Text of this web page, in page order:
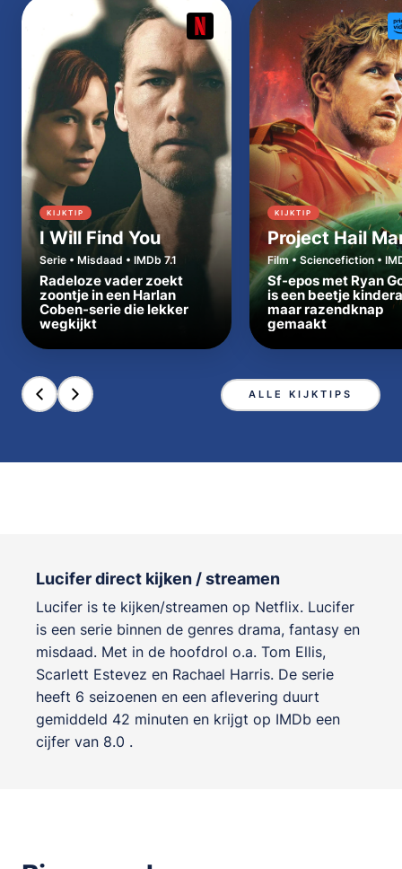
KIJKTIP
I Will Find You
Serie • Misdaad • IMDb 7.1
Radeloze vader zoekt
zoontje in een Harlan
Coben-serie die lekker
wegkijkt
KIJKTIP
Project Hail
Film • Sciencefiction •
Sf-epos met Ryan
is een beetje
maar razendknap
gemaakt
ALLE KIJKTIPS
Lucifer direct kijken / streamen
Lucifer is te kijken/streamen op Netflix. Lucifer
is een serie binnen de genres drama, fantasy en
misdaad. Met in de hoofdrol o.a. Tom Ellis,
Scarlett Estevez en Rachael Harris. De serie
heeft 6 seizoenen en een aflevering duurt
gemiddeld 42 minuten en krijgt op IMDb een
cijfer van 8.0 .